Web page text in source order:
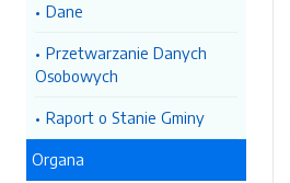
Dane
Przetwarzanie Danych
Osobowych
Raport o Stanie Gminy
Organa